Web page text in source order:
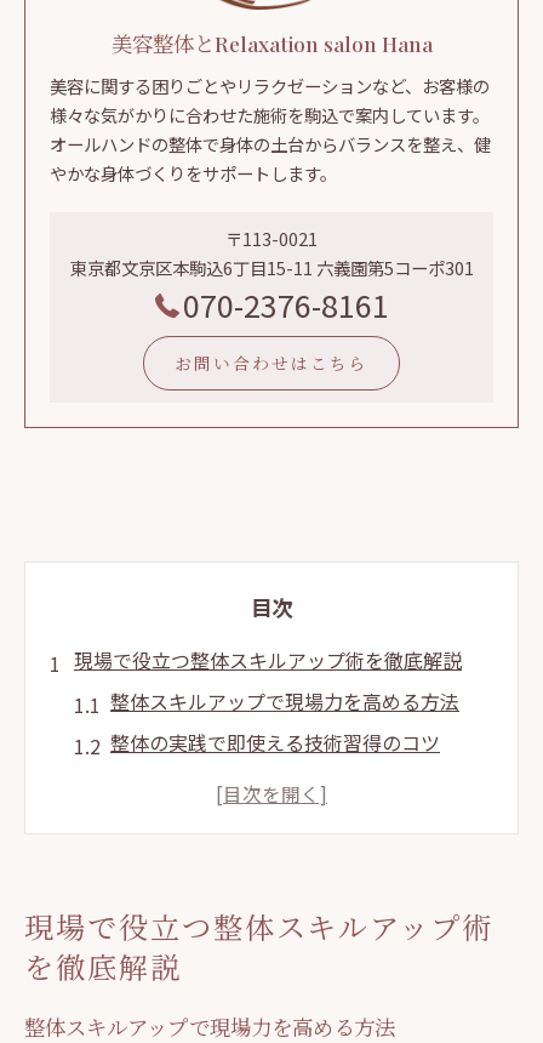
美容整体とRelaxation salon Hana
美容に関する困りごとやリラクゼーションなど、お客様の
様々な気がかりに合わせた施術を駒込で案内しています。
オールハンドの整体で身体の土台からバランスを整え、健
やかな身体づくりをサポートします。
〒113-0021
東京都文京区本駒込6丁目15-11 六義園第5コーポ301
070-2376-8161
お問い合わせはこちら
目次
現場で役立つ整体スキルアップ術を徹底解説
整体スキルアップで現場力を高める方法
整体の実践で即使える技術習得のコツ
整体スキルアップがもたらす顧客満足度向
表現リスクを回避する接客の心得と整体技術
整体で避けたいNGワードと安全な伝え方
表現リスクを減らす整体師の接客ポイント
現場で役立つ整体スキルアップ術
を徹底解説
整体スキルアップで現場力を高める方法